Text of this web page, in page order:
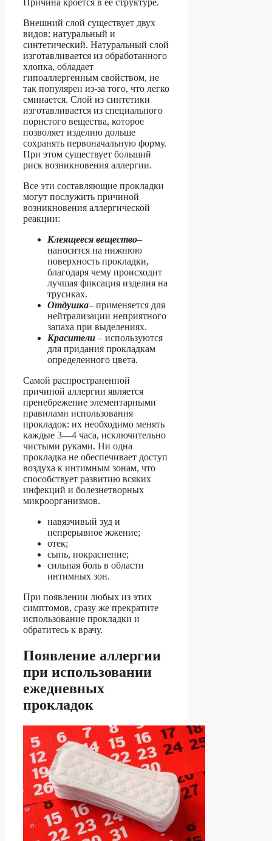
Причина кроется в ее структуре.
Внешний слой существует двух
видов: натуральный и
синтетический. Натуральный слой
изготавливается из обработанного
хлопка, обладает
гипоаллергенным свойством, не
так популярен из-за того, что легко
сминается. Слой из синтетики
изготавливается из специального
пористого вещества, которое
позволяет изделию дольше
сохранять первоначальную форму.
При этом существует больший
риск возникновения аллергии.
Все эти составляющие прокладки
могут послужить причиной
возникновения аллергической
реакции:
Клеящееся вещество–
наносится на нижнюю
поверхность прокладки,
благодаря чему происходит
лучшая фиксация изделия на
трусиках.
Отдушка– применяется для
нейтрализации неприятного
запаха при выделениях.
Красители – используются
для придания прокладкам
определенного цвета.
Самой распространенной
причиной аллергии является
пренебрежение элементарными
правилами использования
прокладок: их необходимо менять
каждые 3—4 часа, исключительно
чистыми руками. Ни одна
прокладка не обеспечивает доступ
воздуха к интимным зонам, что
способствует развитию всяких
инфекций и болезнетворных
микроорганизмов.
навязчивый зуд и
непрерывное жжение;
отек;
сыпь, покраснение;
сильная боль в области
интимных зон.
При появлении любых из этих
симптомов, сразу же прекратите
использование прокладки и
обратитесь к врачу.
Появление аллергии
при использовании
ежедневных
прокладок